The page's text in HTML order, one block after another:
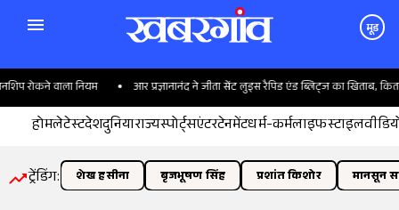
मूड
रोकने वाला नियम आर प्रज्ञानानंद ने जीता सेंट लुइस रैपिड एंड ब्लिट्ज का खिताब, कितना
होमलेटेस्टदेशदुनियाराज्यस्पोर्ट्सएंटरटेनमेंटधर्म-कर्मलाइफस्टाइल
ट्रेंडिंग: शेख हसीना बृजभूषण सिंह प्रशांत किशोर मानसून